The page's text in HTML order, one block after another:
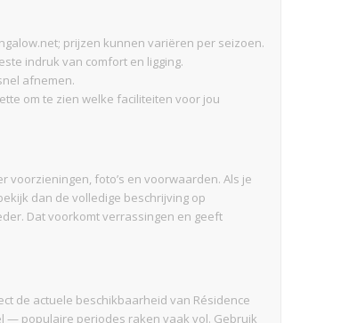
prijzen kunnen variëren per seizoen.
indruk van comfort en ligging.
afnemen.
om te zien welke faciliteiten voor jou
voorzieningen, foto’s en voorwaarden. Als je
dan de volledige beschrijving op
Dat voorkomt verrassingen en geeft
de actuele beschikbaarheid van Résidence
— populaire periodes raken vaak vol. Gebruik